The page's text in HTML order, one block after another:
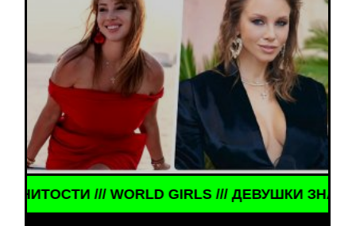
/// WORLD GIRLS /// ДЕВУШКИ